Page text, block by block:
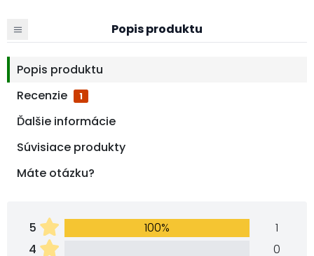
Popis produktu
Popis produktu
Recenzie
1
Ďalšie informácie
Súvisiace produkty
Máte otázku?
5 100%
1
4
0